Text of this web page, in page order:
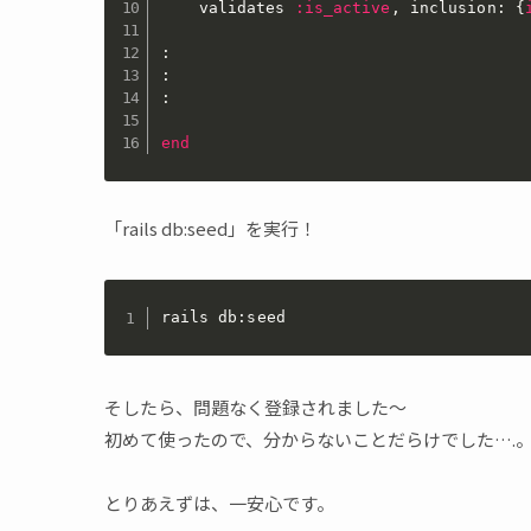
	validates
:is_active , inclusion : {
:
:
:
end
「rails db:seed」を実行！
rails db:seed
そしたら、問題なく登録されました〜
初めて使ったので、分からないことだらけでした….。
とりあえずは、一安心です。